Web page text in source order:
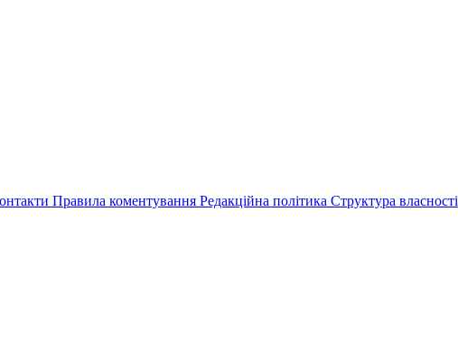
Правила коментування Редакційна політика Структура власності